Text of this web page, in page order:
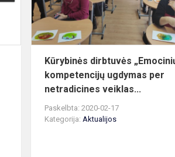
Kūrybinės dirbtuvės
kompetencijų ugdymas per
netradicines veiklas...
Paskelbta: 2020-02-17
Kategorija:Aktualijos